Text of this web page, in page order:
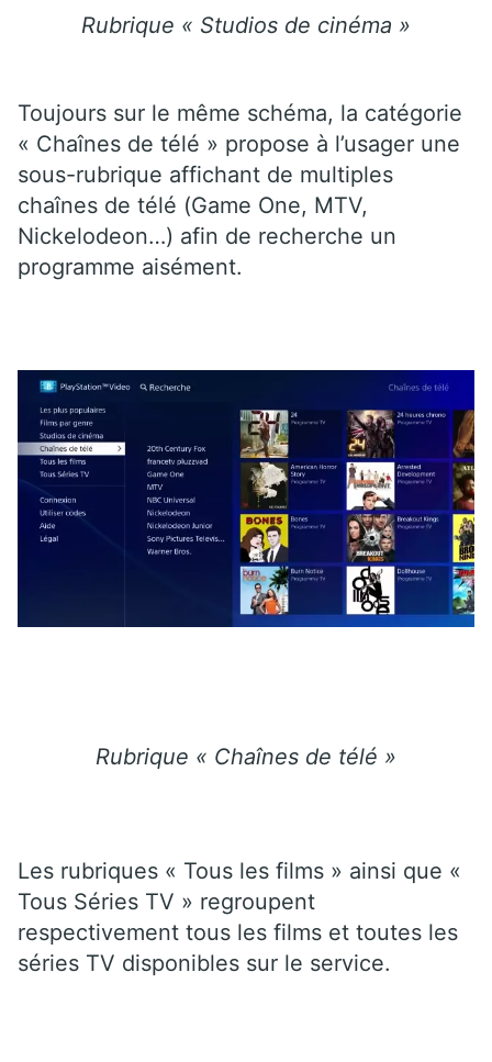
Rubrique « Studios de cinéma »
Toujours sur le même schéma, la catégorie
« Chaînes de télé » propose à l’usager une
sous-rubrique affichant de multiples
chaînes de télé (Game One, MTV,
Nickelodeon…) afin de recherche un
programme aisément.
Rubrique « Chaînes de télé »
Les rubriques « Tous les films » ainsi que «
Tous Séries TV » regroupent
respectivement tous les films et toutes les
séries TV disponibles sur le service.